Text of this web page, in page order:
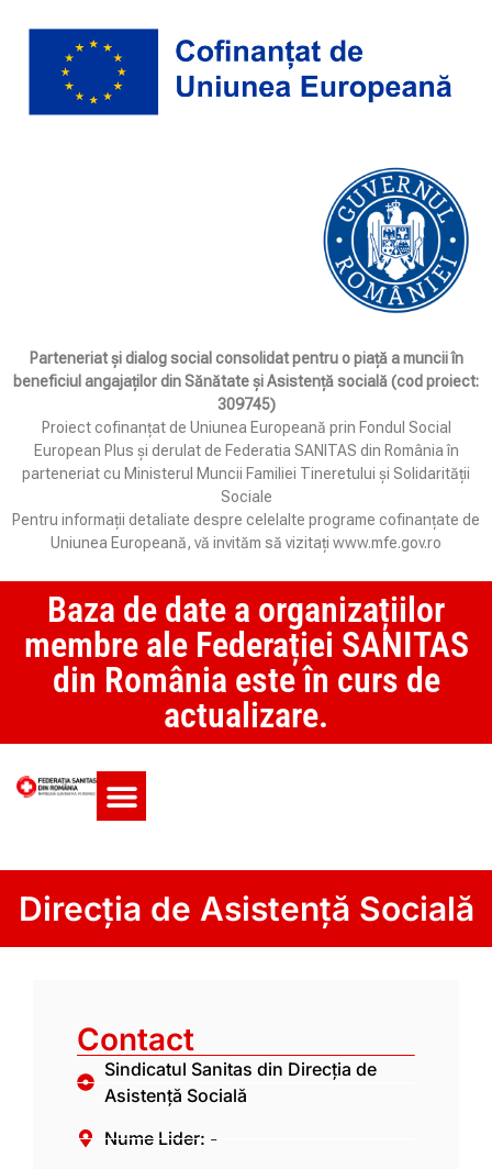
Parteneriat și dialog social consolidat pentru o piață a muncii în
beneficiul angajaților din Sănătate și Asistență socială (cod proiect:
309745)
Proiect cofinanțat de Uniunea Europeană prin Fondul Social
European Plus și derulat de Federatia SANITAS din România în
parteneriat cu Ministerul Muncii Familiei Tineretului și Solidarității
Sociale
Pentru informații detaliate despre celelalte programe cofinanțate de
Uniunea Europeană, vă invităm să vizitați www.mfe.gov.ro
Baza de date a organizațiilor
membre ale Federației SANITAS
din România este în curs de
actualizare.
Direcția de Asistență Socială
Contact
Sindicatul Sanitas din Direcția de
Asistență Socială
Nume Lider: -